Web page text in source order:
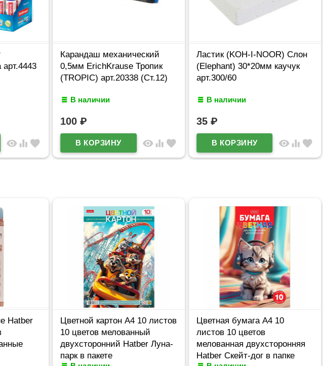
visibility equalizer favorite
Карандаш механический
0,5мм ErichKrause Тропик
(TROPIC) арт.20338 (Ст.12)
В наличии
100₽
visibility equalizer favorite
Ластик (KOH-I-NOOR) Слон
(Elephant) 30*20мм каучук
арт.300/60
В наличии
35₽
visibility equalizer favorite
Hatber
Цветной картон А4 10 листов
10 цветов мелованный
двухсторонний Hatber Луна-
парк в пакете
Цветная бумага А4 10
листов 10 цветов
мелованная двухсторонняя
Hatber Скейт-дог в папке